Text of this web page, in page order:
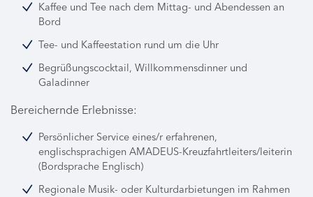
Kaffee und Tee nach dem Mittag- und Abendessen an
Bord
Tee- und Kaffeestation rund um die Uhr
Begrüßungscocktail, Willkommensdinner und
Galadinner
Bereichernde Erlebnisse:
Persönlicher Service eines/r erfahrenen,
englischsprachigen AMADEUS-Kreuzfahrtleiters/leiterin
(Bordsprache Englisch)
Regionale Musik- oder Kulturdarbietungen im Rahmen